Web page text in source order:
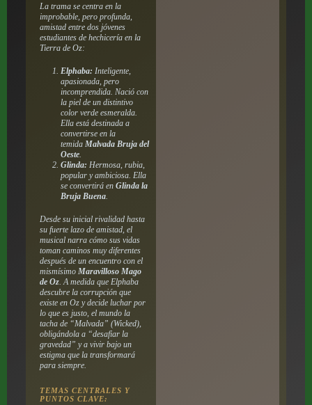
La trama se centra en la
improbable, pero profunda,
amistad entre dos jóvenes
estudiantes de hechicería en la
Tierra de Oz:
Elphaba: Inteligente,
apasionada, pero
incomprendida. Nació con
la piel de un distintivo
color verde esmeralda.
Ella está destinada a
convertirse en la
temida Malvada Bruja del
Oeste.
Glinda: Hermosa, rubia,
popular y ambiciosa. Ella
se convertirá en Glinda la
Bruja Buena.
Desde su inicial rivalidad hasta
su fuerte lazo de amistad, el
musical narra cómo sus vidas
toman caminos muy diferentes
después de un encuentro con el
mismísimo Maravilloso Mago
de Oz. A medida que Elphaba
descubre la corrupción que
existe en Oz y decide luchar por
lo que es justo, el mundo la
tacha de “Malvada” (Wicked),
obligándola a “desafiar la
gravedad” y a vivir bajo un
estigma que la transformará
para siempre.
TEMAS CENTRALES Y
PUNTOS CLAVE: